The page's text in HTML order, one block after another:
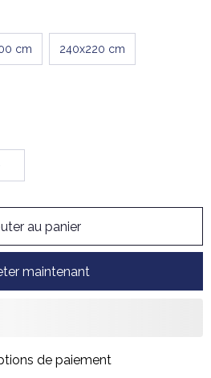
cm 240x220 cm
au panier
maintenant
de paiement